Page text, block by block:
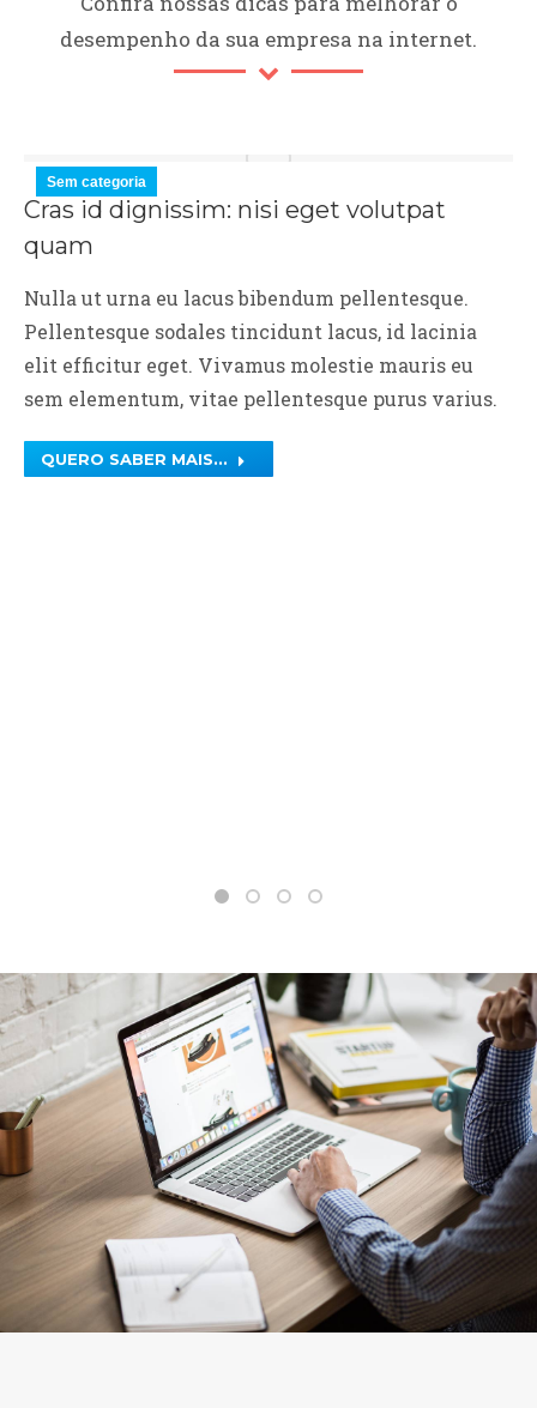
desempenho da sua empresa na internet.
Sem categoria
Cras id dignissim: nisi eget volutpat
quam
Nulla ut urna eu lacus bibendum pellentesque.
Pellentesque sodales tincidunt lacus, id lacinia
elit efficitur eget. Vivamus molestie mauris eu
sem elementum, vitae pellentesque purus varius.
QUERO SABER MAIS...